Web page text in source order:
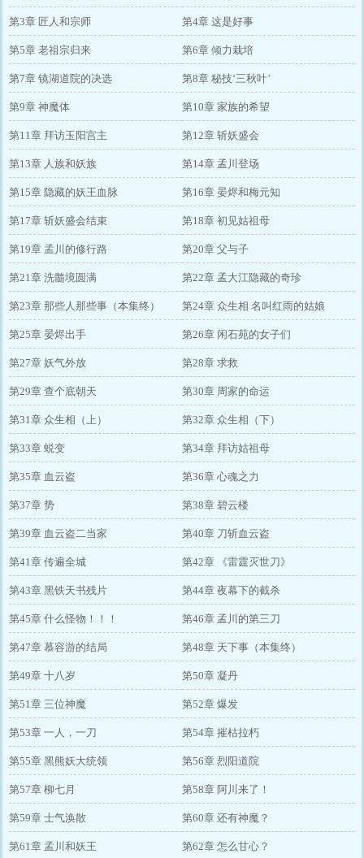
第3章 匠人和宗师 第4章 这是好事
第5章 老祖宗归来 第6章 倾力栽培
第7章 镜湖道院的决选 第8章 秘技‘三秋叶’
第9章 神魔体 第10章 家族的希望
第11章 拜访玉阳宫主 第12章 斩妖盛会
第13章 人族和妖族 第14章 孟川登场
第15章 隐藏的妖王血脉 第16章 晏烬和梅元知
第17章 斩妖盛会结束 第18章 初见姑祖母
第19章 孟川的修行路 第20章 父与子
第21章 洗髓境圆满 第22章 孟大江隐藏的奇珍
第23章 那些人那些事（本集终） 第24章 众生相 名叫红雨的姑娘
第25章 晏烬出手 第26章 闲石苑的女子们
第27章 妖气外放 第28章 求救
第29章 查个底朝天 第30章 周家的命运
第31章 众生相（上） 第32章 众生相（下）
第33章 蜕变 第34章 拜访姑祖母
第35章 血云盗 第36章 心魂之力
第37章 势 第38章 碧云楼
第39章 血云盗二当家 第40章 刀斩血云盗
第41章 传遍全城 第42章 《雷霆灭世刀》
第43章 黑铁天书残片 第44章 夜幕下的截杀
第45章 什么怪物！！！ 第46章 孟川的第三刀
第47章 慕容游的结局 第48章 天下事（本集终）
第49章 十八岁 第50章 凝丹
第51章 三位神魔 第52章 爆发
第53章 一人，一刀 第54章 摧枯拉朽
第55章 黑熊妖大统领 第56章 烈阳道院
第57章 柳七月 第58章 阿川来了！
第59章 士气涣散 第60章 还有神魔？
第61章 孟川和妖王 第62章 怎么甘心？